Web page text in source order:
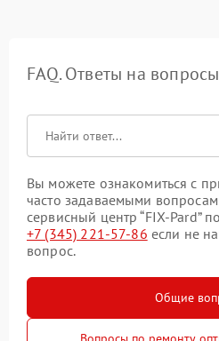
FAQ. Ответы на вопросы
Вы можете ознакомиться с
часто задаваемыми
сервисный центр “FIX-Pard”
+7 (345) 221-57-86 если не
вопрос.
Общие